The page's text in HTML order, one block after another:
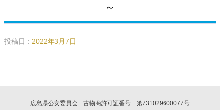
～
投稿日： 2022年3月7日
広島県公安委員会 古物商許可証番号 第731029600077号